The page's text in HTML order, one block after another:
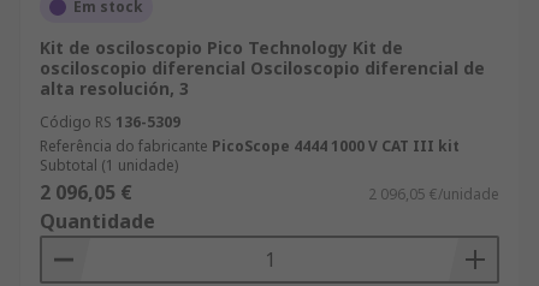
Juegos de Osciloscopios. Nos esforzamos para
garantizar que nuestros productos de Juegos de
Osciloscopios cumplen los más altos estándares
de calidad y seguridad, así que usted puede tener
plena confianza antes de comprar online con
nosotros. No sólo ofrecemos un resumen técnico
de todas los productos de Osciloscopios y
Accesorios, estamos respaldados por ingenieros
Em stock
Kit de osciloscopio Pico Technology Kit de
osciloscopio diferencial Osciloscopio diferencial de
alta resolución, 3
Código RS 136-5309
Referência do fabricante PicoScope 4444 1000 V CAT III kit
Subtotal (1 unidade)
2 096,05 € 2 096,05 €/unidade
Quantidade